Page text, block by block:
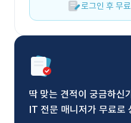
로그인 후 무
딱 맞는 견적이 궁금하신
IT 전문 매니저가 무료로